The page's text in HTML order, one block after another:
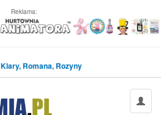
Reklama:
Klary, Romana, Rozyny